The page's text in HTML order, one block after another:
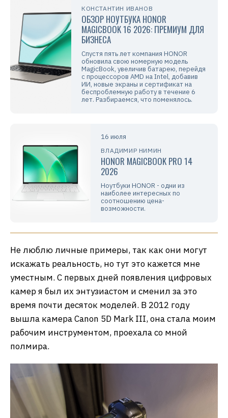
КОНСТАНТИН ИВАНОВ
ОБЗОР НОУТБУКА HONOR
MAGICBOOK 16 2026: ПРЕМИУМ ДЛЯ
БИЗНЕСА
Спустя пять лет компания HONOR
обновила свою номерную модель
MagicBook, увеличив батарею, перейдя
с процессоров AMD на Intel, добавив
ИИ, новые экраны и сертификат на
беспроблемную работу в течение 6
лет. Разбираемся, что поменялось.
16 июля
ВЛАДИМИР НИМИН
HONOR MAGICBOOK PRO 14
2026
Ноутбуки HONOR - одни из
наиболее интересных по
соотношению цена-
возможности.
Не люблю личные примеры, так как они могут
искажать реальность, но тут это кажется мне
уместным. С первых дней появления цифровых
камер я был их энтузиастом и сменил за это
время почти десяток моделей. В 2012 году
вышла камера Canon 5D Mark III, она стала моим
рабочим инструментом, проехала со мной
полмира.